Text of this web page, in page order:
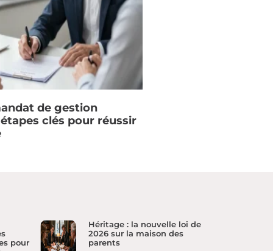
de gestion
clés pour réussir
pour
Héritage : la nouvelle loi de
2026 sur la maison des
parents